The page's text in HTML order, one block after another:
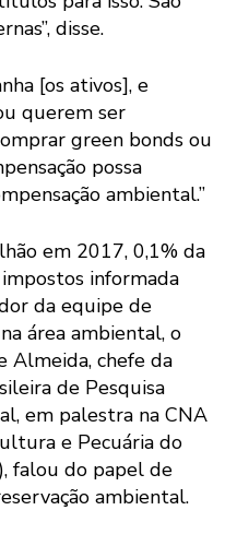
disse.
[os ativos], e
querem ser
green bonds ou
possa
ambiental.”
em 2017, 0,1% da
informada
da equipe de
área ambiental, o
Almeida, chefe da
de Pesquisa
em palestra na CNA
e Pecuária do
falou do papel de
ambiental.